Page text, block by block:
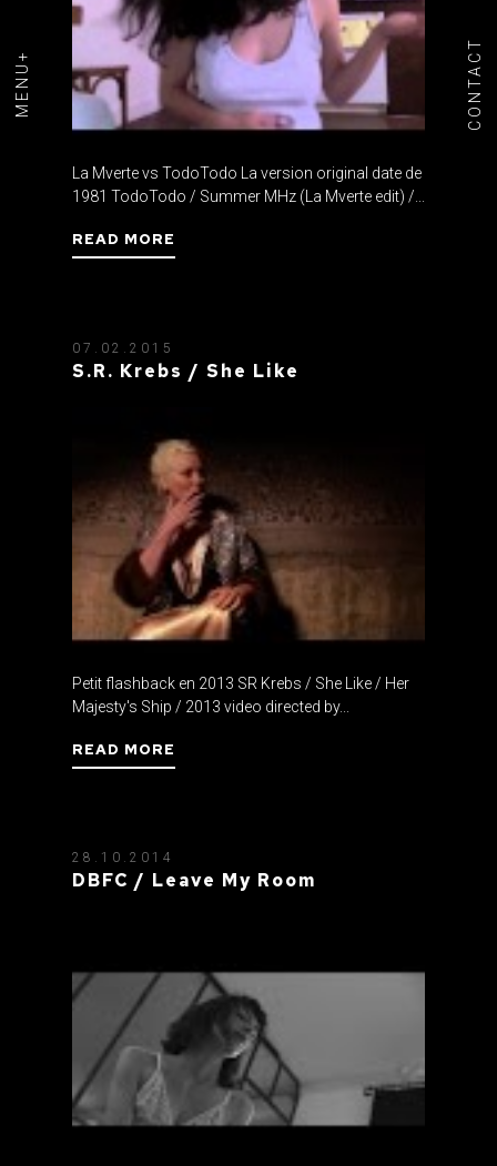
MENU+ CONTACT
La Mverte vs TodoTodo La version original date de
1981 TodoTodo / Summer MHz (La Mverte edit) /...
READ MORE
07.02.2015
S.R. Krebs / She Like
Petit flashback en 2013 SR Krebs / She Like / Her
Majesty's Ship / 2013 video directed by...
READ MORE
28.10.2014
DBFC / Leave My Room